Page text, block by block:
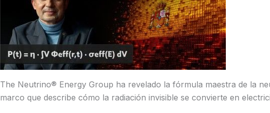
The Neutrino® Energy Group ha revelado la fórmula maestra de la
marco que describe cómo la radiación invisible se convierte en